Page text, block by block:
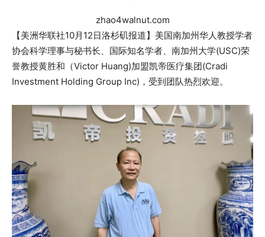
zhao4walnut.com
【美洲华联社10月12日洛杉矶报道】美国南加州华人教授学者
协会科学理事与秘书长、国际知名学者、南加州大学(USC)荣
誉教授黄胜和（Victor Huang)加盟凯帝医疗集团(Cradi
Investment Holding Group Inc)，受到团队热烈欢迎。